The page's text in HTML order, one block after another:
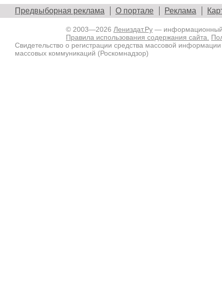
Предвыборная реклама О портале Реклама
© 2003—2026 Лениздат.Ру — информационный
Правила использования содержания сайта.
Свидетельство о регистрации средства массовой
массовых коммуникаций (Роскомнадзор)